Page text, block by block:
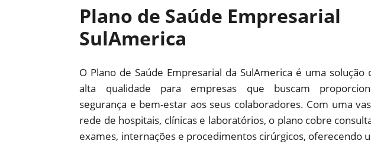
Plano de Saúde Empresarial
SulAmerica
O Plano de Saúde Empresarial da SulAmerica é uma solução
alta qualidade para empresas que buscam
segurança e bem-estar aos seus colaboradores. Com uma
rede de hospitais, clínicas e laboratórios, o plano cobre
exames, internações e procedimentos cirúrgicos, oferecendo